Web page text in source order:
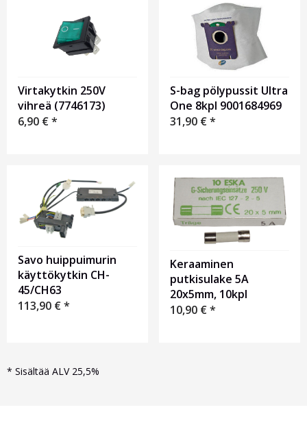
Virtakytkin 250V
vihreä (7746173)
6,90 €*
S-bag pölypussit Ultra
One 8kpl 9001684969
31,90 €*
Savo huippuimurin
käyttökytkin CH-
45/CH63
113,90 €*
Keraaminen
putkisulake 5A
20x5mm, 10kpl
10,90 €*
* Sisältää ALV 25,5%